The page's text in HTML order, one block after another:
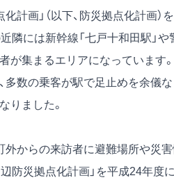
計画」（以下、防災拠点化計画）
隣には新幹線「七戸十和田駅」
が集まるエリアになっています
多数の乗客が駅で足止めを余儀
りました。
からの来訪者に避難場所や災
防災拠点化計画」を平成24年度